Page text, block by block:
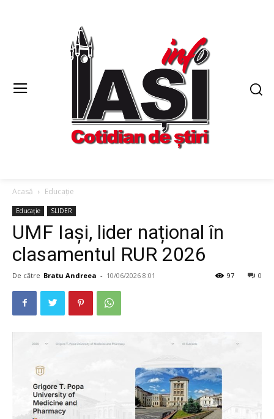
Acasă Educație
Educație SLIDER
UMF Iași, lider național în
clasamentul RUR 2026
De către Bratu Andreea - 10/06/2026 8:01 0
97